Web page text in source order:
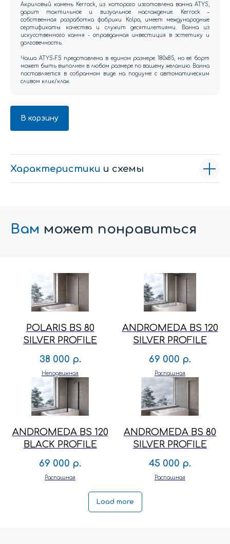
Акриловый камень Kerrock, из которого изготовлена ванна ATYS,
дарит тактильное и визуальное наслаждение. Kerrock –
собственная разработка фабрики Kolpa, имеет международные
сертификаты качества и служит десятилетиями. Ванна из
искусственного камня - оправданная инвестиция в эстетику и
долговечность.
Чаша ATYS-FS представлена в едином размере 180x85, но её борт
может быть выполнен в любом размере по вашему желанию. Ванна
поставляется в собранном виде на подиуме с автоматическим
сливом клик/клак.
В корзину
Характеристики и схемы
Вам может понравиться
POLARIS BS 80
SILVER PROFILE
38 000 р.
Неподвижная
ANDROMEDA BS 120
SILVER PROFILE
69 000 р.
Распашная
ANDROMEDA BS 120
BLACK PROFILE
69 000 р.
Распашная
ANDROMEDA BS 80
SILVER PROFILE
45 000 р.
Распашная
Load more